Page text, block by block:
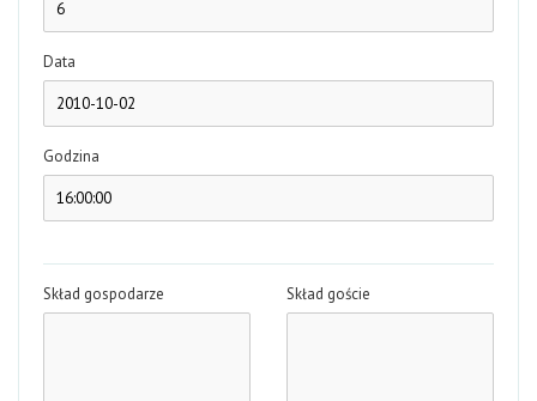
Data
Godzina
Skład gospodarze Skład goście